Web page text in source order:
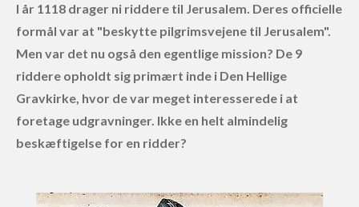
I år 1118 drager ni riddere til Jerusalem. Deres officielle
formål var at "beskytte pilgrimsvejene til Jerusalem".
Men var det nu også den egentlige mission? De 9
riddere opholdt sig primært inde i Den Hellige
Gravkirke, hvor de var meget interesserede i at
foretage udgravninger. Ikke en helt almindelig
beskæftigelse for en ridder?